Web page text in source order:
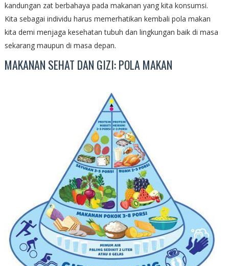
kandungan zat berbahaya pada makanan yang kita konsumsi.
Kita sebagai individu harus memerhatikan kembali pola makan
kita demi menjaga kesehatan tubuh dan lingkungan baik di masa
sekarang maupun di masa depan.
MAKANAN SEHAT DAN GIZI: POLA MAKAN